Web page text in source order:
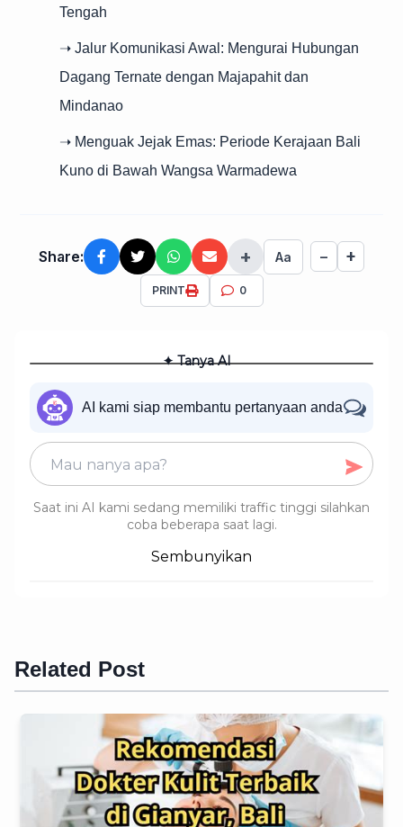
Tengah
➝ Jalur Komunikasi Awal: Mengurai Hubungan
Dagang Ternate dengan Majapahit dan
Mindanao
➝ Menguak Jejak Emas: Periode Kerajaan Bali
Kuno di Bawah Wangsa Warmadewa
Share: + Aa − +
PRINT 0
✦ Tanya AI
AI kami siap membantu pertanyaan anda
Saat ini AI kami sedang memiliki traffic tinggi silahkan
coba beberapa saat lagi.
Sembunyikan
Related Post